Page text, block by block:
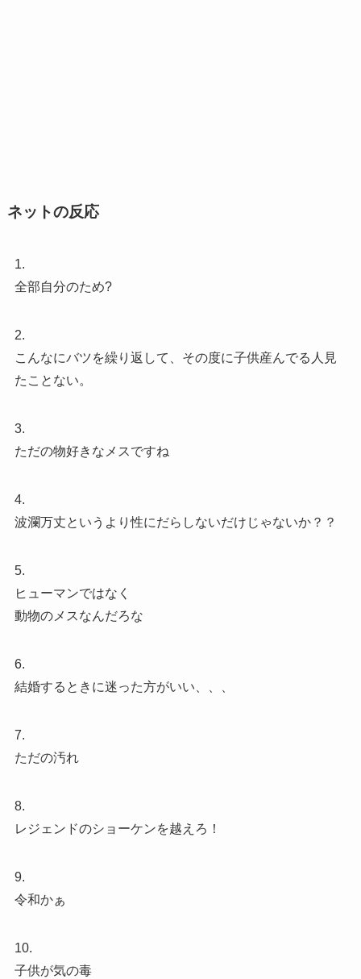
ネットの反応
1.
全部自分のため?
2.
こんなにバツを繰り返して、その度に子供産んでる人見
たことない。
3.
ただの物好きなメスですね
4.
波瀾万丈というより性にだらしないだけじゃないか？？
5.
ヒューマンではなく
動物のメスなんだろな
6.
結婚するときに迷った方がいい、、、
7.
ただの汚れ
8.
レジェンドのショーケンを越えろ！
9.
令和かぁ
10.
子供が気の毒